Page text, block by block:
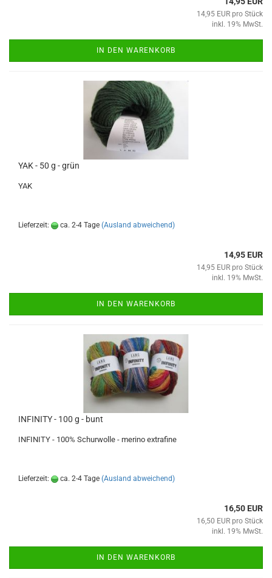
14,95 EUR pro Stück
inkl. 19% MwSt.
IN DEN WARENKORB
YAK - 50 g - grün
YAK
Lieferzeit: ca. 2-4 Tage (Ausland abweichend)
14,95 EUR
14,95 EUR pro Stück
inkl. 19% MwSt.
IN DEN WARENKORB
INFINITY - 100 g - bunt
INFINITY - 100% Schurwolle - merino extrafine
Lieferzeit: ca. 2-4 Tage (Ausland abweichend)
16,50 EUR
16,50 EUR pro Stück
inkl. 19% MwSt.
IN DEN WARENKORB